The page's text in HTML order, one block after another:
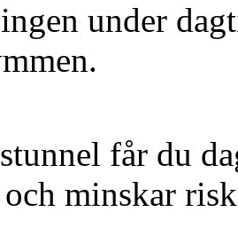
under
får du
minskar